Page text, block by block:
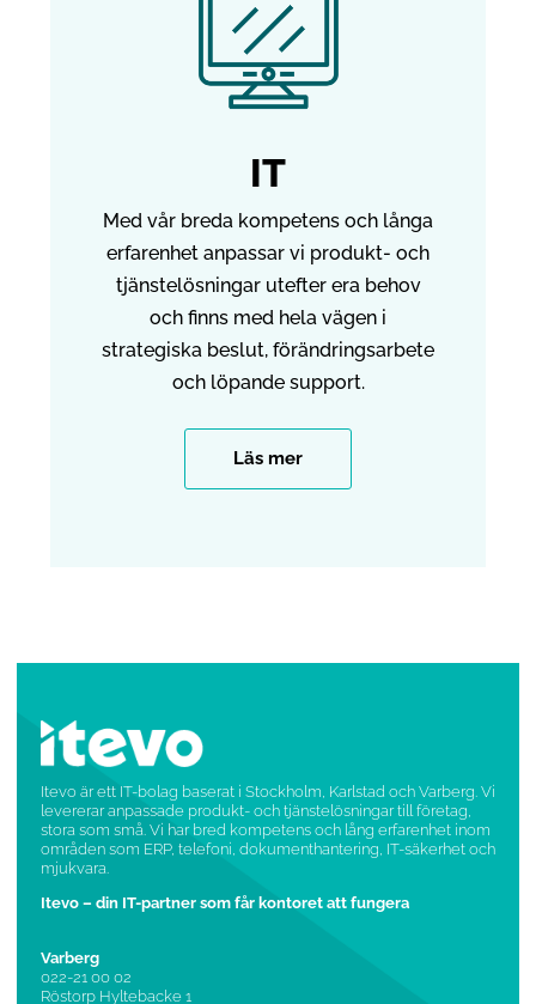
IT
Med vår breda kompetens och långa
erfarenhet anpassar vi produkt- och
tjänstelösningar utefter era behov
och finns med hela vägen i
strategiska beslut, förändringsarbete
och löpande support.
Läs mer
Itevo är ett IT-bolag baserat i Stockholm, Karlstad och Varberg. Vi
levererar anpassade produkt- och tjänstelösningar till företag,
stora som små. Vi har bred kompetens och lång erfarenhet inom
områden som ERP, telefoni, dokumenthantering, IT-säkerhet och
mjukvara.
Itevo – din IT-partner som får kontoret att fungera
Varberg
022-21 00 02
Röstorp Hyltebacke 1